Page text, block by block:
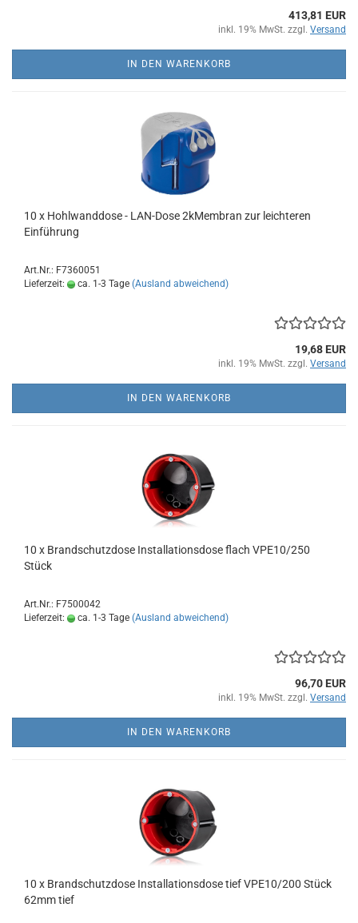
413,81 EUR
inkl. 19% MwSt. zzgl. Versand
IN DEN WARENKORB
10 x Hohlwanddose - LAN-Dose 2kMembran zur leichteren
Einführung
Art.Nr.: F7360051
Lieferzeit:
ca. 1-3 Tage (Ausland abweichend)
19,68 EUR
inkl. 19% MwSt. zzgl. Versand
IN DEN WARENKORB
10 x Brandschutzdose Installationsdose flach VPE10/250
Stück
Art.Nr.: F7500042
Lieferzeit:
ca. 1-3 Tage (Ausland abweichend)
96,70 EUR
inkl. 19% MwSt. zzgl. Versand
IN DEN WARENKORB
10 x Brandschutzdose Installationsdose tief VPE10/200 Stück
62mm tief